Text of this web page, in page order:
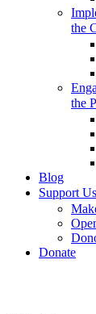
the
the
Blog
Support Us
Donate